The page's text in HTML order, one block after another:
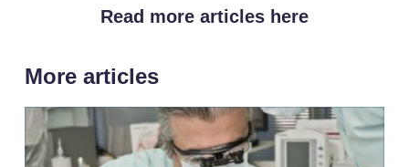
Read more articles here
More articles